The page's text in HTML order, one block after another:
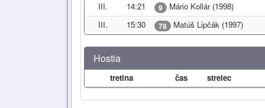
III.
14:21 9
Mário Kollár (1998)
III.
15:30 78 Matúš Lipčák (1997)
Hostia
tretina čas strelec